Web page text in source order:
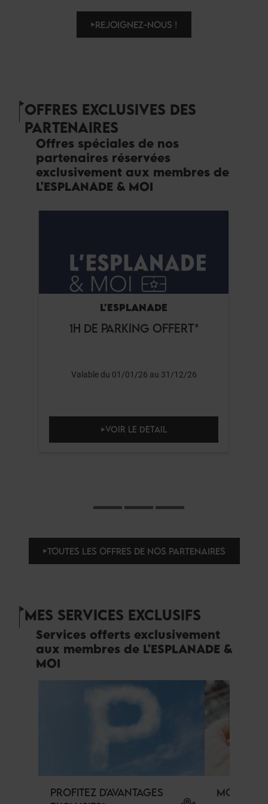
REJOIGNEZ-NOUS !
OFFRES EXCLUSIVES DES
PARTENAIRES
Offres spéciales de nos
partenaires réservées
exclusivement aux membres de
L'ESPLANADE & MOI
L'ESPLANADE
1H DE PARKING OFFERT*
Valable du 01/01/26 au 31/12/26
VOIR LE DETAIL
TOUTES LES OFFRES DE NOS PARTENAIRES
MES SERVICES EXCLUSIFS
Services offerts exclusivement
aux membres de L'ESPLANADE &
MOI
PROFITEZ D'AVANTAGES
MON